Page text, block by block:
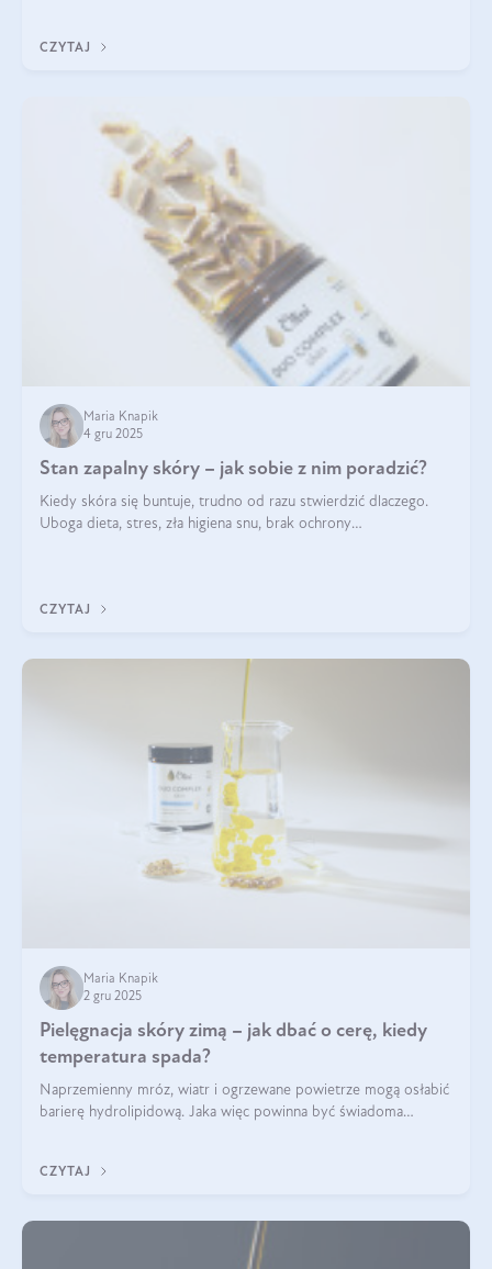
CZYTAJ
Maria Knapik
4 gru 2025
Stan zapalny skóry – jak sobie z nim poradzić?
Kiedy skóra się buntuje, trudno od razu stwierdzić dlaczego.
Uboga dieta, stres, zła higiena snu, brak ochrony
CZYTAJ
Maria Knapik
2 gru 2025
Pielęgnacja skóry zimą – jak dbać o cerę, kiedy
temperatura spada?
Naprzemienny mróz, wiatr i ogrzewane powietrze mogą osłabić
barierę hydrolipidową. Jaka więc powinna być świadoma
CZYTAJ